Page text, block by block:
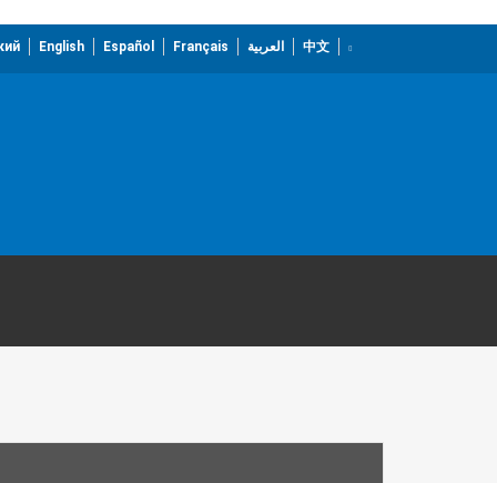
English Español Français العربية 中文